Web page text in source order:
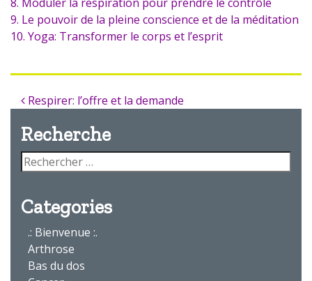
8. Moduler la respiration pour prendre le contrôle
9. Le pouvoir de la pleine conscience et de la méditation
10. Yoga: Transformer le corps et l’esprit
Respirer: l’offre et la demande
Recherche
Categories
.: Bienvenue :.
Arthrose
Bas du dos